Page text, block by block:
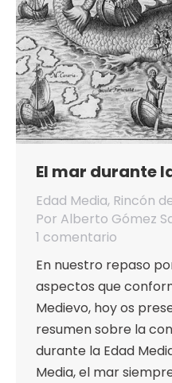
El mar durante
Edad Media, Rincón
Por Alberto Gómez
1 comentario
En nuestro repaso
aspectos que
Medievo, hoy os
resumen sobre la
durante la Edad
Media, el mar